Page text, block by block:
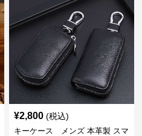
¥2,800 (税込)
キーケース メンズ 本革製 スマ